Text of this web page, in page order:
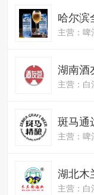
哈尔滨
主营：啤
湖南酒
主营：白
斑马通
主营：啤
湖北木
主营：白